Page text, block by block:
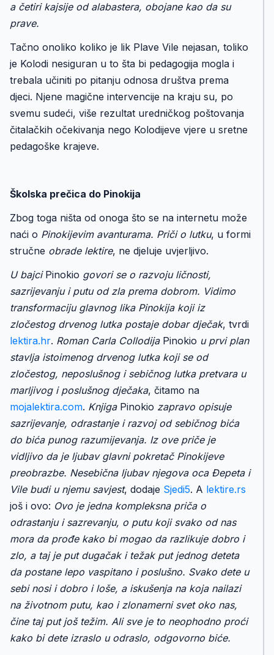
a četiri kajsije od alabastera, obojane kao da su
prave.
Tačno onoliko koliko je lik Plave Vile nejasan, toliko
je Kolodi nesiguran u to šta bi pedagogija mogla i
trebala učiniti po pitanju odnosa društva prema
djeci. Njene magične intervencije na kraju su, po
svemu sudeći, više rezultat uredničkog poštovanja
čitalačkih očekivanja nego Kolodijeve vjere u sretne
pedagoške krajeve.
Školska prečica do Pinokija
Zbog toga ništa od onoga što se na internetu može
naći o Pinokijevim avanturama. Priči o lutku, u formi
stručne obrade lektire, ne djeluje uvjerljivo.
U bajci Pinokio govori se o razvoju ličnosti,
sazrijevanju i putu od zla prema dobrom. Vidimo
transformaciju glavnog lika Pinokija koji iz
zločestog drvenog lutka postaje dobar dječak, tvrdi
lektira.hr. Roman Carla Collodija Pinokio u prvi plan
stavlja istoimenog drvenog lutka koji se od
zločestog, neposlušnog i sebičnog lutka pretvara u
marljivog i poslušnog dječaka, čitamo na
mojalektira.com. Knjiga Pinokio zapravo opisuje
sazrijevanje, odrastanje i razvoj od sebičnog bića
do bića punog razumijevanja. Iz ove priče je
vidljivo da je ljubav glavni pokretač Pinokijeve
preobrazbe. Nesebična ljubav njegova oca Đepeta i
Vile budi u njemu savjest, dodaje Sjedi5. A lektire.rs
još i ovo: Ovo je jedna kompleksna priča o
odrastanju i sazrevanju, o putu koji svako od nas
mora da prođe kako bi mogao da razlikuje dobro i
zlo, a taj je put dugačak i težak put jednog deteta
da postane lepo vaspitano i poslušno. Svako dete u
sebi nosi i dobro i loše, a iskušenja na koja nailazi
na životnom putu, kao i zlonamerni svet oko nas,
čine taj put još težim. Ali sve je to neophodno proći
kako bi dete izraslo u odraslo, odgovorno biće.